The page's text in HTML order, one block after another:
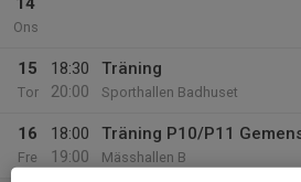
Ons
15
Tor
18:30
20:00
Träning
Sporthallen Badhuset
16
Fre
18:00
19:00
Träning P10/P11
Mässhallen B